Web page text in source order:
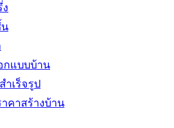
กแบบบ้าน
ำเร็จรูป
คาสร้างบ้าน